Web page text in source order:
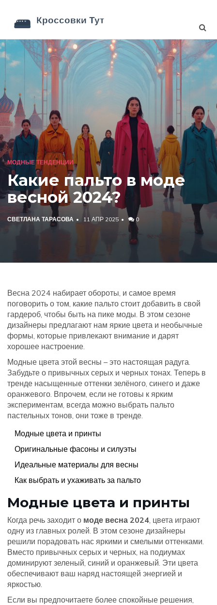
МОДНЫЕ ТЕНДЕНЦИИ
Какие пальто в моде
весной 2024?
СВЕТЛАНА ТАРАСОВА 11 АПР 2025 0
Весна 2024 набирает обороты, и самое время
поговорить о том, какие пальто стоит добавить в свой
гардероб, чтобы быть на пике моды. В этом сезоне
дизайнеры предлагают нам яркие цвета и необычные
формы, которые привлекают внимание и дарят
хорошее настроение.
Модные цвета этой весны – это настоящая радуга.
Забудьте о привычных серых и черных тонах. Теперь в
тренде насыщенные оттенки зелёного, синего и даже
оранжевого. Впрочем, если не готовы к ярким
экспериментам, всегда можно выбрать пальто
пастельных тонов, они тоже в тренде.
Модные цвета и принты
Оригинальные фасоны и силуэты
Идеальные материалы для весны
Как выбрать и ухаживать за пальто
Модные цвета и принты
Когда речь заходит о моде весна 2024, цвета играют
одну из главных ролей. В этом сезоне дизайнеры
решили порадовать нас яркими и смелыми оттенками.
Вместо привычных серых и черных, на подиумах
доминируют зеленый, синий и оранжевый. Эти цвета
обеспечивают ваш наряд настоящей энергией и
яркостью.
Если вы предпочитаете более спокойные решения,